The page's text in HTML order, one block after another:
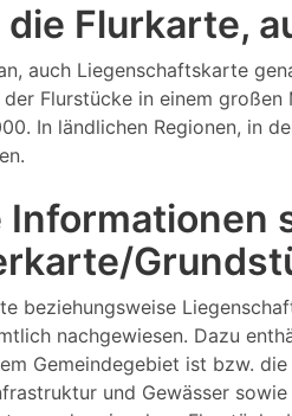
die Flurkarte,
auch Liegenschaftskarte
der Flurstücke in einem
In ländlichen Regionen, in
Informationen
beziehungsweise
nachgewiesen. Dazu
Gemeindegebiet ist bzw.
und Gewässer